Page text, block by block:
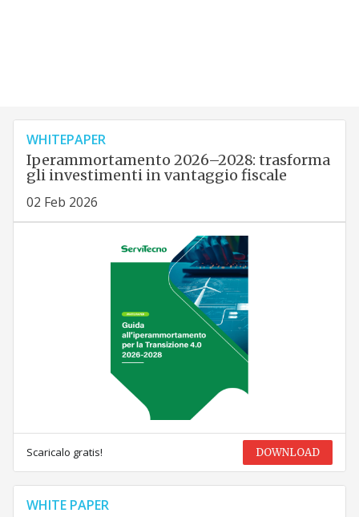
WHITEPAPER
Iperammortamento 2026–2028: trasforma
gli investimenti in vantaggio fiscale
02 Feb 2026
Scaricalo gratis! DOWNLOAD
WHITE PAPER